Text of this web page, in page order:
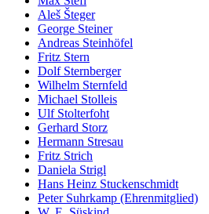
Aleš Šteger
George Steiner
Andreas Steinhöfel
Fritz Stern
Dolf Sternberger
Wilhelm Sternfeld
Michael Stolleis
Ulf Stolterfoht
Gerhard Storz
Hermann Stresau
Fritz Strich
Daniela Strigl
Hans Heinz Stuckenschmidt
Peter Suhrkamp (Ehrenmitglied)